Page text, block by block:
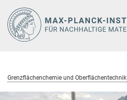
Hauptinhalt
Grenzflächenchemie und Oberflächentechnik